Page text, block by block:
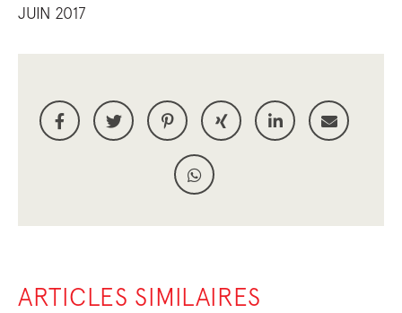
JUIN 2017
ARTICLES SIMILAIRES